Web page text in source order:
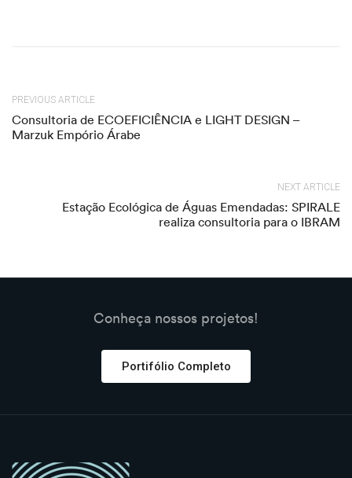
PREVIOUS ARTICLE
Consultoria de ECOEFICIÊNCIA e LIGHT DESIGN –
Marzuk Empório Árabe
NEXT ARTICLE
Estação Ecológica de Águas Emendadas: SPIRALE
realiza consultoria para o IBRAM
Conheça nossos projetos!
Portifólio Completo